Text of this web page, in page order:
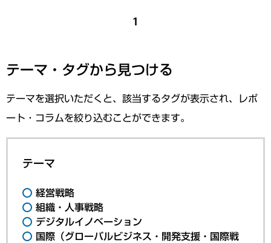
1
テーマ・タグから見つける
テーマを選択いただくと、該当するタグが表示され、レポ
ート・コラムを絞り込むことができます。
テーマ
経営戦略
組織・人事戦略
デジタルイノベーション
国際（グローバルビジネス・開発支援・国際戦